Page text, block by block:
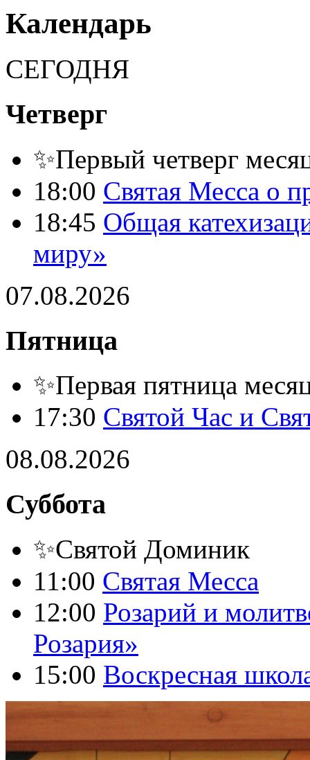
Календарь
СЕГОДНЯ
Четверг
✨Первый четверг
18:00 Святая Месса о
18:45 Общая
миру»
07.08.2026
Пятница
✨Первая пятница
17:30 Святой Час и
08.08.2026
Суббота
✨Святой Доминик
11:00 Святая Месса
12:00 Розарий и
Розария»
15:00 Воскресная